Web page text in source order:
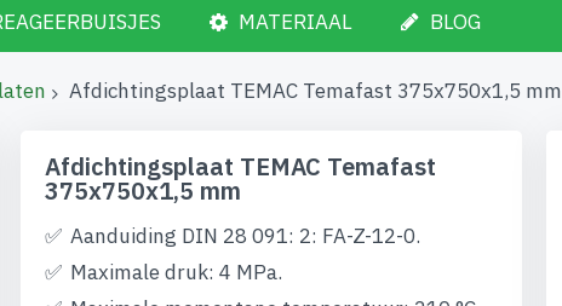
MATERIAAL BLOG
Afdichtingsplaat TEMAC Temafast 375x750x1,5 mm
Afdichtingsplaat TEMAC Temafast
375x750x1,5 mm
Aanduiding DIN 28 091: 2: FA-Z-12-0.
Maximale druk: 4 MPa.